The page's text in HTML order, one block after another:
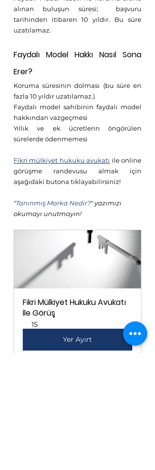
alınan buluşun süresi;  başvuru
tarihinden itibaren 10 yıldır. Bu süre
uzatılamaz.
Faydalı Model Hakkı Nasıl Sona
Erer?
Koruma süresinin dolması (bu süre en
fazla 10 yıldır uzatılamaz.)
Faydalı model sahibinin faydalı model
hakkından vazgeçmesi
Yıllık ve ek ücretlerin öngörülen
sürelerde ödenmemesi
Fikri mülkiyet hukuku avukatı ile online
görüşme randevusu almak için
aşağıdaki butona tıklayabilirsiniz!
"Tanınmış Marka Nedir?" yazımızı
okumayı unutmayın!
Fikri Mülkiyet Hukuku Avukatı
İle Görüş
15
Yer Ayırt